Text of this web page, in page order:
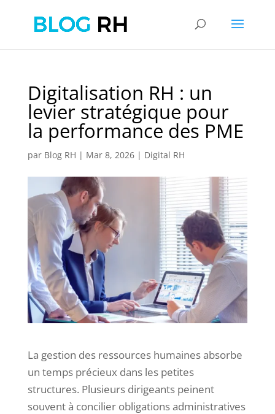
Digitalisation RH : un
levier stratégique pour
la performance des PME
par Blog RH | Mar 8, 2026| Digital RH
La gestion des ressources humaines absorbe
un temps précieux dans les petites
structures. Plusieurs dirigeants peinent
souvent à concilier obligations administratives